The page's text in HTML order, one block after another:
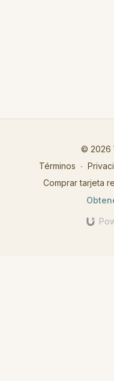
© 2026
Términos ∙
Comprar tarjeta